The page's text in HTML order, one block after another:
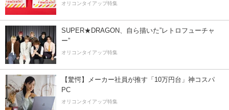
オリコンタイアップ特集
SUPER★DRAGON、自ら描いた”レトロフューチャ
ー”
オリコンタイアップ特集
【驚愕】メーカー社員が推す「10万円台」神コスパ
PC
オリコンタイアップ特集